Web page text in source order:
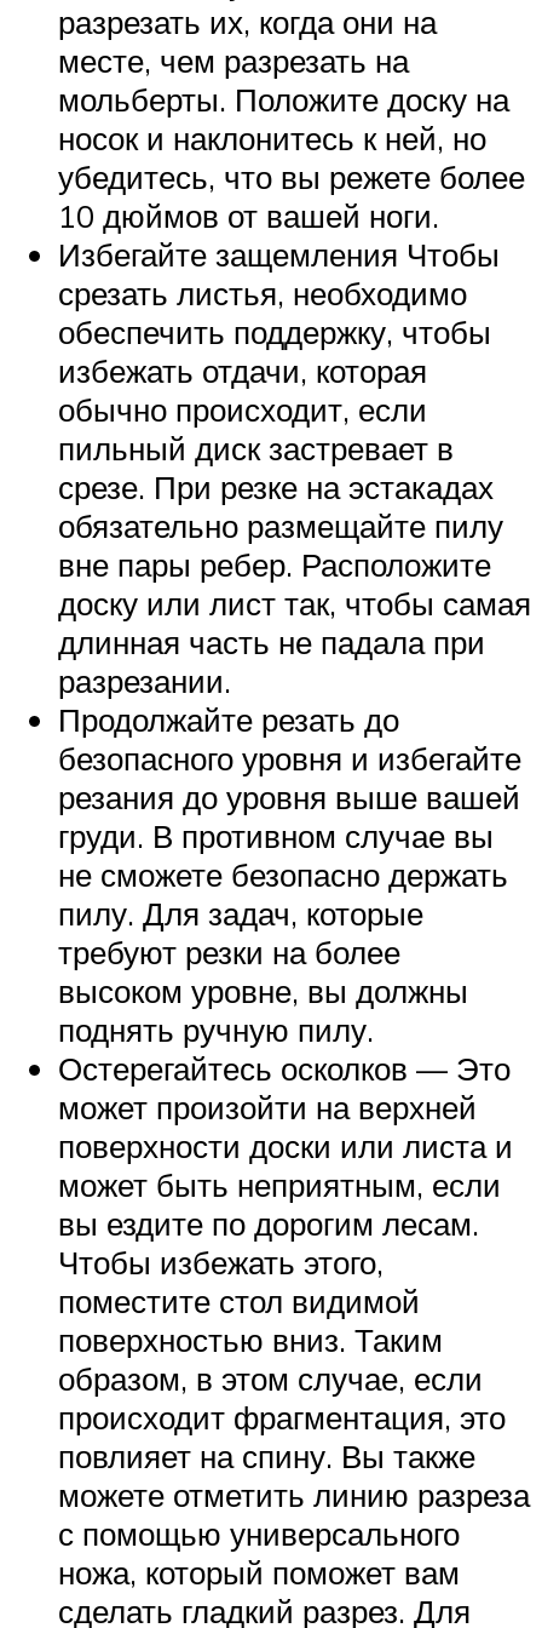
разрезать их, когда они на
месте, чем разрезать на
мольберты. Положите доску на
носок и наклонитесь к ней, но
убедитесь, что вы режете более
10 дюймов от вашей ноги.
Избегайте защемления Чтобы
срезать листья, необходимо
обеспечить поддержку, чтобы
избежать отдачи, которая
обычно происходит, если
пильный диск застревает в
срезе. При резке на эстакадах
обязательно размещайте пилу
вне пары ребер. Расположите
доску или лист так, чтобы самая
длинная часть не падала при
разрезании.
Продолжайте резать до
безопасного уровня и избегайте
резания до уровня выше вашей
груди. В противном случае вы
не сможете безопасно держать
пилу. Для задач, которые
требуют резки на более
высоком уровне, вы должны
поднять ручную пилу.
Остерегайтесь осколков — Это
может произойти на верхней
поверхности доски или листа и
может быть неприятным, если
вы ездите по дорогим лесам.
Чтобы избежать этого,
поместите стол видимой
поверхностью вниз. Таким
образом, в этом случае, если
происходит фрагментация, это
повлияет на спину. Вы также
можете отметить линию разреза
с помощью универсального
ножа, который поможет вам
сделать гладкий разрез. Для